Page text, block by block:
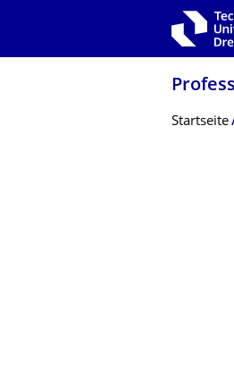
Zur Hauptnavigation springen
Startseite